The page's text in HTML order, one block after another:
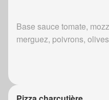
Base sauce tomate,
merguez, poivrons, olives